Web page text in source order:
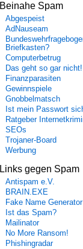
Beinahe Spam
Abgespeist
AdNauseam
Briefkasten?
Computerbetrug
Das geht so gar nicht!
Finanzparasiten
Gewinnspiele
Gnobbelmatsch
Ist mein Passwort
Ratgeber
SEOs
Trojaner-Board
Werbung
Links gegen Spam
Antispam e.V.
BRAIN.EXE
Fake Name Generator
Ist das Spam?
Mailinator
No More Ransom!
Phishingradar